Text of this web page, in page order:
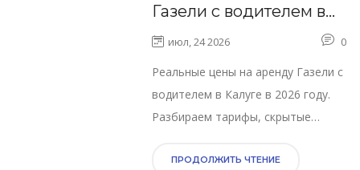
Газели с водителем в
Калуге: цены на 2026 год
июл, 24 2026 0
Реальные цены на аренду Газели с
водителем в Калуге в 2026 году.
Разбираем тарифы, скрытые
грузоперевозках.
ПРОДОЛЖИТЬ ЧТЕНИЕ